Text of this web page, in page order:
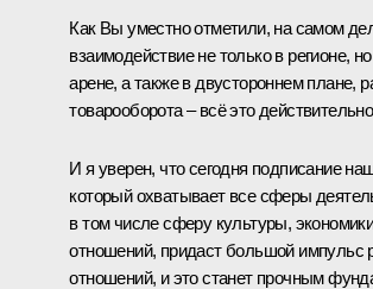
Как Вы уместно отметили, на самом
взаимодействие не только в регионе,
арене, а также в двустороннем плане,
товарооборота – всё это
И я уверен, что сегодня подписание
который охватывает все сферы
в том числе сферу культуры,
отношений, придаст большой импульс
отношений, и это станет прочным